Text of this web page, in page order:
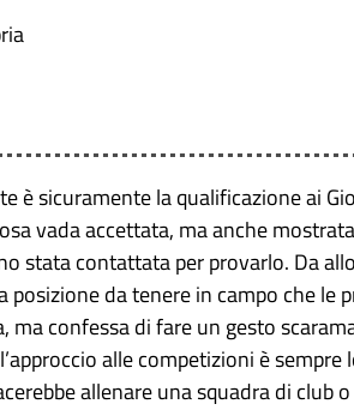
è sicuramente la qualificazione ai
vada accettata, ma anche
stata contattata per provarlo. Da
posizione da tenere in campo che
confessa di fare un gesto
alle competizioni è
allenare una squadra di club